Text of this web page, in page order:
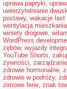
uprawa papryki,
uwierzytelnianie
postawy, wakacje last
wentylacja mieszkania
winiety drogowe,
WordPress
zębów, wyjazdy
YouTube Shorts,
żywności,
zdrowie hormonalne,
zdrowie w podróży,
zimowe ferie, znak